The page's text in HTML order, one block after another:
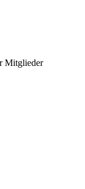
Mitglieder